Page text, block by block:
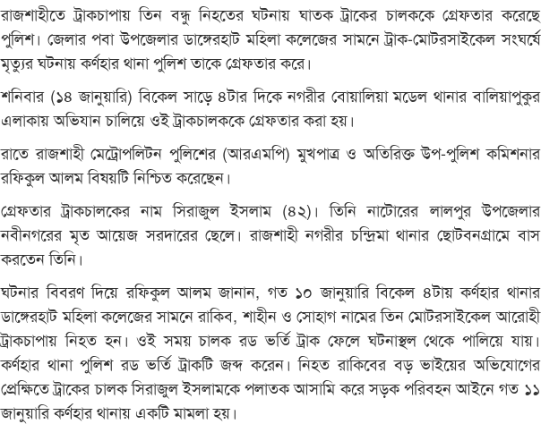
রাজশাহীতে ট্রাকচাপায় তিন বন্ধু নিহতের ঘটনায় ঘাতক ট্রাকের চালককে গ্রেফতার করেছে
পুলিশ। জেলার পবা উপজেলার ডাঙ্গেরহাট মহিলা কলেজের সামনে ট্রাক-মোটরসাইকেল সংঘর্ষে
মৃত্যুর ঘটনায় কর্ণহার থানা পুলিশ তাকে গ্রেফতার করে।
শনিবার (১৪ জানুয়ারি) বিকেল সাড়ে ৪টার দিকে নগরীর বোয়ালিয়া মডেল থানার বালিয়াপুকুর
এলাকায় অভিযান চালিয়ে ওই ট্রাকচালককে গ্রেফতার করা হয়।
রাতে রাজশাহী মেট্রোপলিটন পুলিশের (আরএমপি) মুখপাত্র ও অতিরিক্ত উপ-পুলিশ কমিশনার
রফিকুল আলম বিষয়টি নিশ্চিত করেছেন।
গ্রেফতার ট্রাকচালকের নাম সিরাজুল ইসলাম (৪২)। তিনি নাটোরের লালপুর উপজেলার
নবীনগরের মৃত আয়েজ সরদারের ছেলে। রাজশাহী নগরীর চন্দ্রিমা থানার ছোটবনগ্রামে বাস
করতেন তিনি।
ঘটনার বিবরণ দিয়ে রফিকুল আলম জানান, গত ১০ জানুয়ারি বিকেল ৪টায় কর্ণহার থানার
ডাঙ্গেরহাট মহিলা কলেজের সামনে রাকিব, শাহীন ও সোহাগ নামের তিন মোটরসাইকেল আরোহী
ট্রাকচাপায় নিহত হন। ওই সময় চালক রড ভর্তি ট্রাক ফেলে ঘটনাস্থল থেকে পালিয়ে যায়।
কর্ণহার থানা পুলিশ রড ভর্তি ট্রাকটি জব্দ করেন। নিহত রাকিবের বড় ভাইয়ের অভিযোগের
প্রেক্ষিতে ট্রাকের চালক সিরাজুল ইসলামকে পলাতক আসামি করে সড়ক পরিবহন আইনে গত ১১
জানুয়ারি কর্ণহার থানায় একটি মামলা হয়।